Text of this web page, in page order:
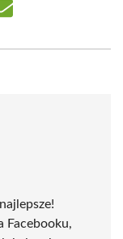
Share
Facebooku,